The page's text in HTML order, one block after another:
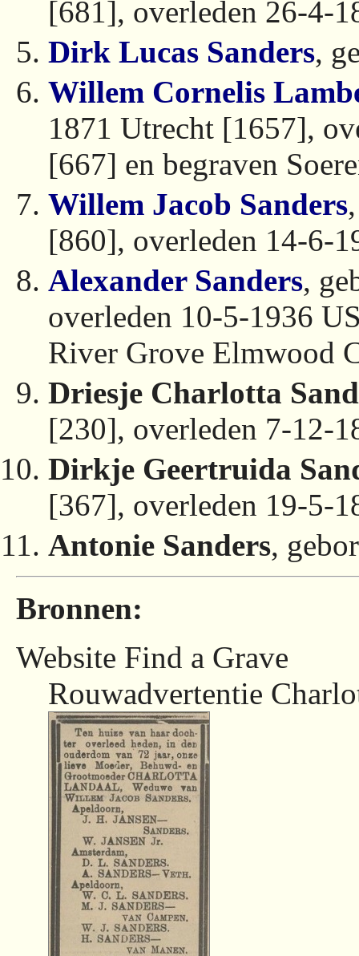
[681], overleden 26-4-
Dirk Lucas Sanders,
Willem Cornelis
1871 Utrecht [1657],
[667] en begraven
Willem Jacob Sanders
[860], overleden 14-6-
Alexander Sanders,
overleden 10-5-1936
River Grove Elmwood
Driesje Charlotta
[230], overleden 7-12-
Dirkje Geertruida
[367], overleden 19-5-
Antonie Sanders,
Bronnen:
Website Find a Grave
Rouwadvertentie